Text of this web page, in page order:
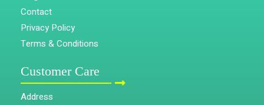
Contact
Privacy Policy
Terms & Conditions
Customer Care
Address